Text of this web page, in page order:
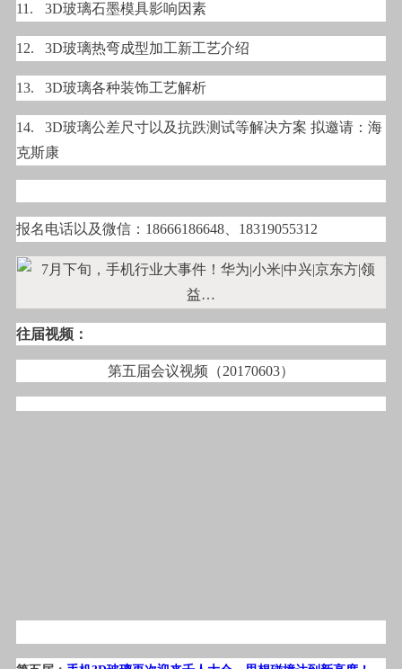
11. 3D玻璃石墨模具影响因素
12. 3D玻璃热弯成型加工新工艺介绍
13. 3D玻璃各种装饰工艺解析
14.
3D玻璃公差尺寸以及抗跌测试等解决方案 拟邀请：海
克斯康
报名电话以及微信：18666186648、18319055312
往届视频：
第五届会议视频（20170603）